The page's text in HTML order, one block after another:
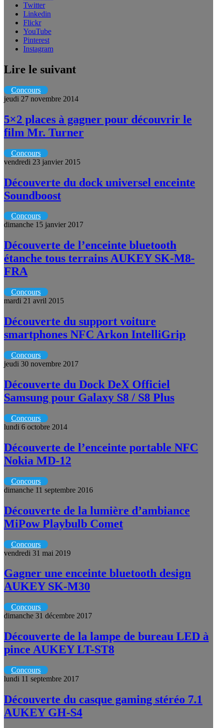
Twitter
Linkedin
Flickr
YouTube
Pinterest
Instagram
Lire le suivant
Concours
jeudi 27 novembre 2014
5×2 places à gagner pour découvrir le
film Mr. Turner
Concours
vendredi 23 janvier 2015
Découverte du dock universel enceinte
Soundboost
Concours
dimanche 15 janvier 2017
Découverte de l’enceinte bluetooth
étanche tous terrains AUKEY SK-M8-
FRA
Concours
mardi 21 avril 2015
Découverte du support voiture
smartphones NFC Arkon IntelliGrip
Concours
jeudi 30 novembre 2017
Découverte du Dock DeX Officiel
Samsung pour Galaxy S8 / S8 Plus
Concours
lundi 6 octobre 2014
Découverte de l’enceinte portable NFC
Nokia MD-12
Concours
dimanche 11 septembre 2016
Découverte de la lumière d’ambiance
MiPow Playbulb Comet
Concours
vendredi 31 mai 2019
Gagner une enceinte bluetooth design
AUKEY SK-M30
Concours
dimanche 31 décembre 2017
Découverte de la lampe de bureau LED à
pince AUKEY LT-ST8
Concours
lundi 11 septembre 2017
Découverte du casque gaming stéréo 7.1
AUKEY GH-S4